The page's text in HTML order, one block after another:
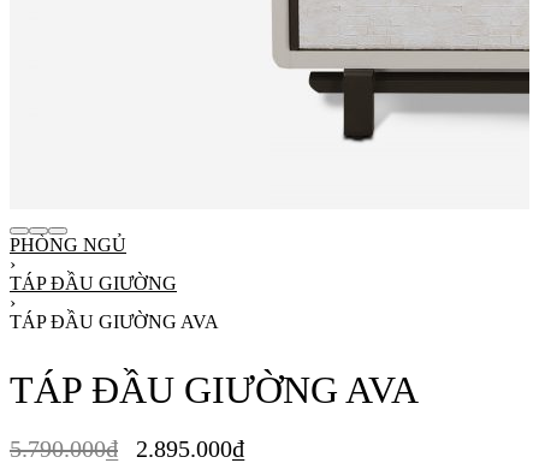
PHÒNG NGỦ
›
TÁP ĐẦU GIƯỜNG
›
TÁP ĐẦU GIƯỜNG AVA
TÁP ĐẦU GIƯỜNG AVA
5.790.000₫ 2.895.000₫